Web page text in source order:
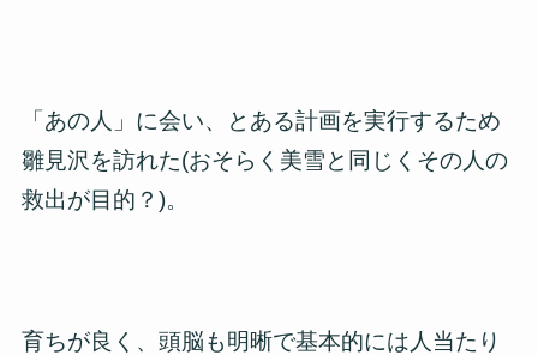
「あの人」に会い、とある計画を実行するため
雛見沢を訪れた(おそらく美雪と同じくその人の
救出が目的？)。
育ちが良く、頭脳も明晰で基本的には人当たり